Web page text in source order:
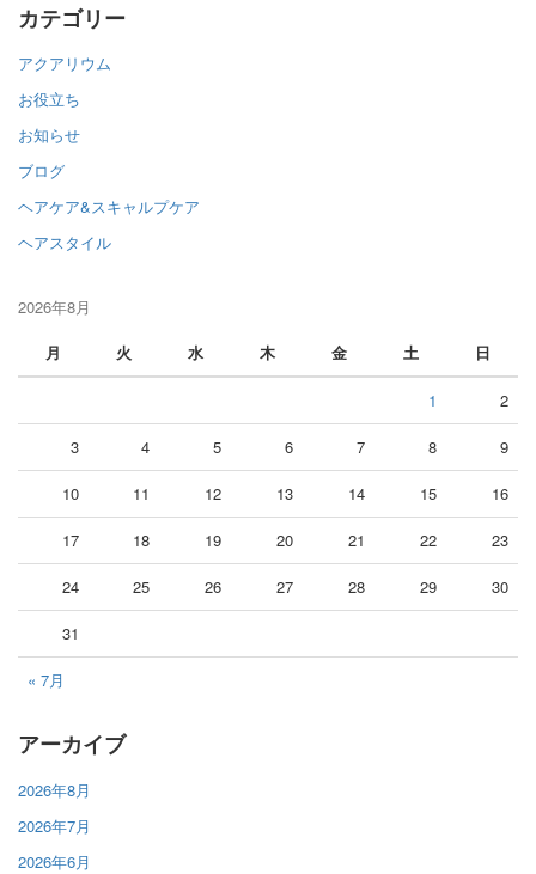
カテゴリー
アクアリウム
お役立ち
お知らせ
ブログ
ヘアケア&スキャルプケア
ヘアスタイル
2026年8月
月
火 水 木 金 土 日
« 7月
1 2
3 4 5 6 7 8 9
10 11 12 13 14 15 16
17 18 19 20 21 22 23
24 25 26 27 28 29 30
31
アーカイブ
2026年8月
2026年7月
2026年6月